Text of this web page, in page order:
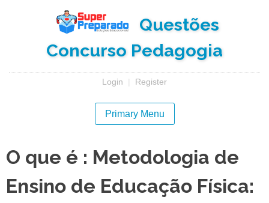
Questões
Concurso Pedagogia
Login | Register
Primary Menu
O que é : Metodologia de
Ensino de Educação Física: